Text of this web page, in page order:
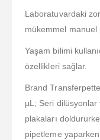
Laboratuvardaki
mükemmel manuel
Yaşam bilimi
özellikleri sağlar.
Brand
µL; Seri
plakaları
pipetleme yaparken